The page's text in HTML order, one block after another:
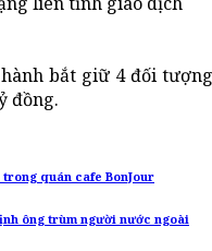
bắt giữ 4 đối
đồng.
trong quán cafe BonJour
ông trùm người nước ngoài